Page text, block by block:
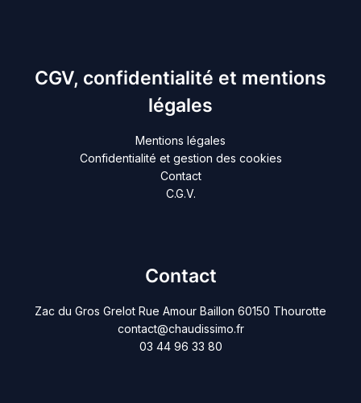
CGV, confidentialité et mentions
légales
Mentions légales
Confidentialité et gestion des cookies
Contact
C.G.V.
Contact
Zac du Gros Grelot Rue Amour Baillon 60150 Thourotte
contact@chaudissimo.fr
03 44 96 33 80